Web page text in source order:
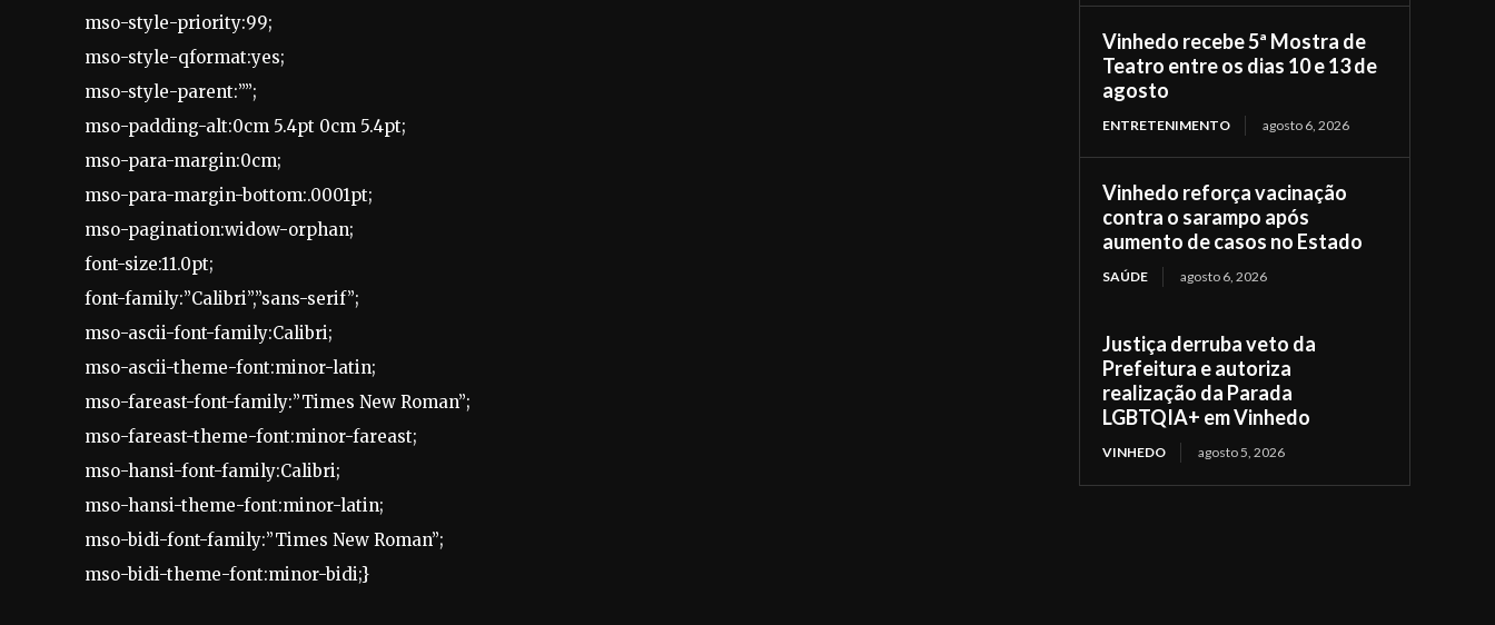
mso-style-priority:99;
mso-style-qformat:yes;
mso-style-parent:””;
mso-padding-alt:0cm 5.4pt 0cm 5.4pt;
mso-para-margin:0cm;
mso-para-margin-bottom:.0001pt;
mso-pagination:widow-orphan;
font-size:11.0pt;
font-family:”Calibri”,”sans-serif”;
mso-ascii-font-family:Calibri;
mso-ascii-theme-font:minor-latin;
mso-fareast-font-family:”Times New Roman”;
mso-fareast-theme-font:minor-fareast;
mso-hansi-font-family:Calibri;
mso-hansi-theme-font:minor-latin;
mso-bidi-font-family:”Times New Roman”;
mso-bidi-theme-font:minor-bidi;}
Vinhedo recebe 5ª Mostra de
Teatro entre os dias 10 e 13 de
agosto
ENTRETENIMENTO agosto 6, 2026
Vinhedo reforça vacinação
contra o sarampo após
aumento de casos no Estado
SAÚDE agosto 6, 2026
Justiça derruba veto da
Prefeitura e autoriza
realização da Parada
LGBTQIA+ em Vinhedo
VINHEDO agosto 5, 2026